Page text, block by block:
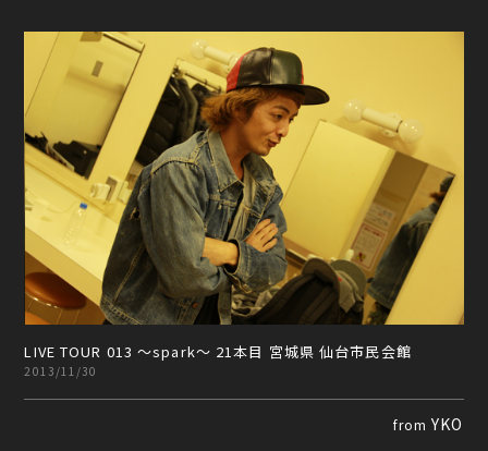
LIVE TOUR 013 ～spark～ 21本目 宮城県 仙台市民会館
2013/11/30
fromYKO